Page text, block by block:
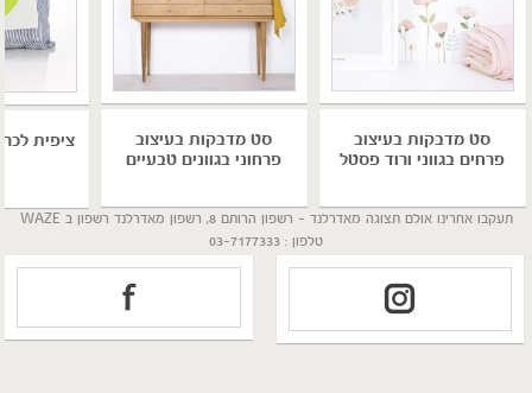
סט מדבקות בעיצוב
פרחים בגווני ורוד פסטל
סט מדבקות בעיצוב
פרחוני בגוונים טבעיים
ציפית
תעקבו אחרינו אולם תצוגה מאדרלנד - רשפון הרותם 8, רשפון מאדרלנד רשפון ב WAZE
טלפון : 03-7177333